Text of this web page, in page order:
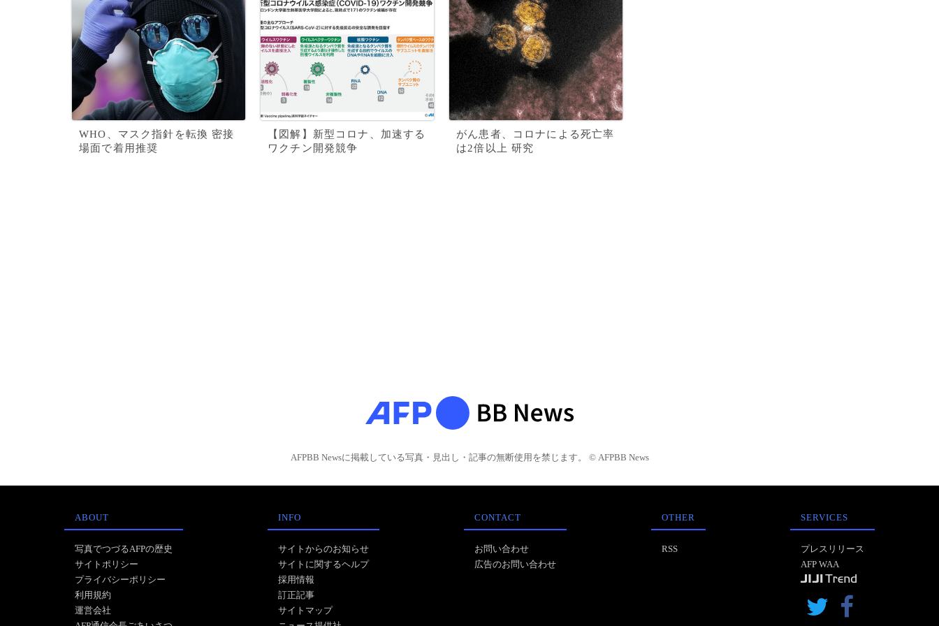
WHO、マスク指針を転換 密接
場面で着用推奨
【図解】新型コロナ、加速する
ワクチン開発競争
がん患者、コロナによる死亡率
は2倍以上 研究
AFPBB Newsに掲載している写真・見出し・記事の無断使用を禁じます。 © AFPBB News
ABOUT
写真でつづるAFPの歴史
サイトポリシー
プライバシーポリシー
利用規約
運営会社
INFO
サイトからのお知らせ
サイトに関するヘルプ
採用情報
訂正記事
サイトマップ
CONTACT
お問い合わせ
広告のお問い合わせ
OTHER
RSS
SERVICES
プレスリリース
AFP WAA